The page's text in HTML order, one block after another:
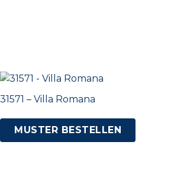
31571 – Villa Romana
MUSTER BESTELLEN